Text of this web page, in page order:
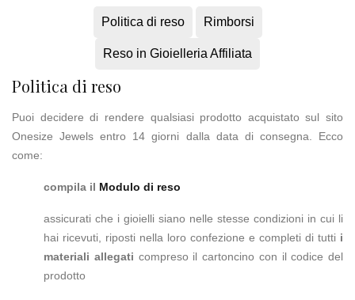
Politica di reso Rimborsi
Reso in Gioielleria Affiliata
Politica di reso
Puoi decidere di rendere qualsiasi prodotto acquistato sul sito
Onesize Jewels entro 14 giorni dalla data di consegna. Ecco
come:
compila il Modulo di reso
assicurati che i gioielli siano nelle stesse condizioni in cui li
hai ricevuti, riposti nella loro confezione e completi di tutti i
materiali allegati compreso il cartoncino con il codice del
prodotto